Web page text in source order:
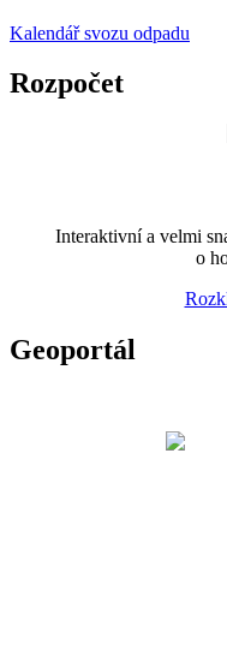
Kalendář svozu odpadu
Rozpočet
Interaktivní a velmi
o
Geoportál